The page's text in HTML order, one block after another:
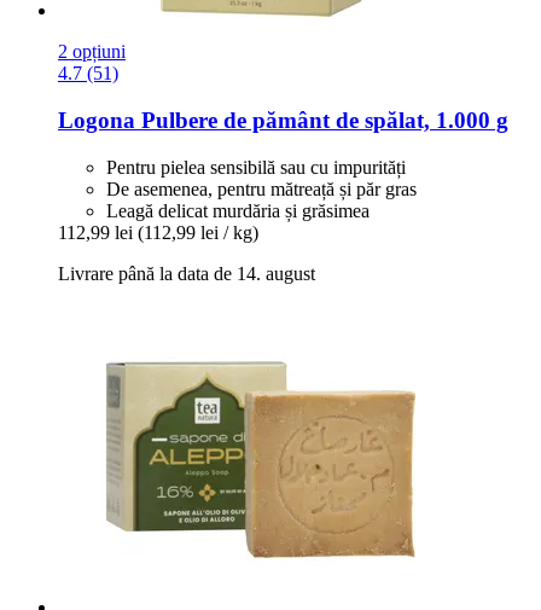
2 opțiuni
4.7 (51)
Logona Pulbere de pământ de spălat, 1.000 g
Pentru pielea sensibilă sau cu impurități
De asemenea, pentru mătreață și păr gras
Leagă delicat murdăria și grăsimea
112,99 lei (112,99 lei / kg)
Livrare până la data de 14. august